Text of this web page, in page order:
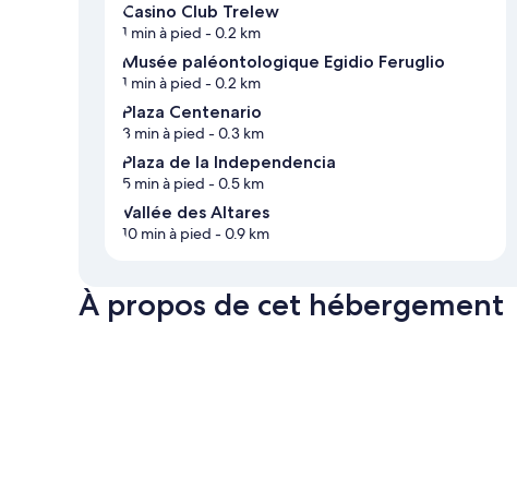
Casino Club Trelew
1 min à pied - 0.2 km
Musée paléontologique Egidio Feruglio
1 min à pied - 0.2 km
Plaza Centenario
3 min à pied - 0.3 km
Plaza de la Independencia
5 min à pied - 0.5 km
Vallée des Altares
10 min à pied - 0.9 km
À propos de cet hébergement